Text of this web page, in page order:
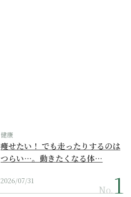
健康
痩せたい！ でも走ったりするのは
つらい…。動きたくなる体…
2026/07/31
No.